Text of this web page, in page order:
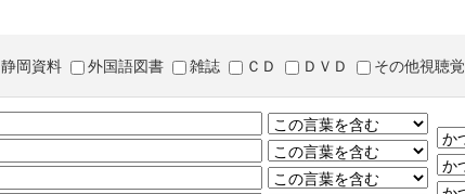
静岡資料 外国語図書 雑誌 ＣＤ ＤＶＤ その他視聴覚